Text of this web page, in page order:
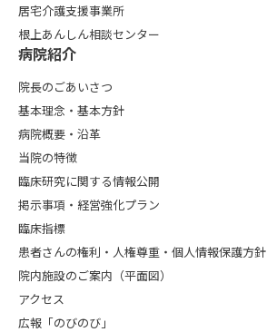
居宅介護支援事業所
根上あんしん相談センター
病院紹介
院長のごあいさつ
基本理念・基本方針
病院概要・沿革
当院の特徴
臨床研究に関する情報公開
掲示事項・経営強化プラン
臨床指標
患者さんの権利・人権尊重・個人情報保護方針
院内施設のご案内（平面図）
アクセス
広報「のびのび」